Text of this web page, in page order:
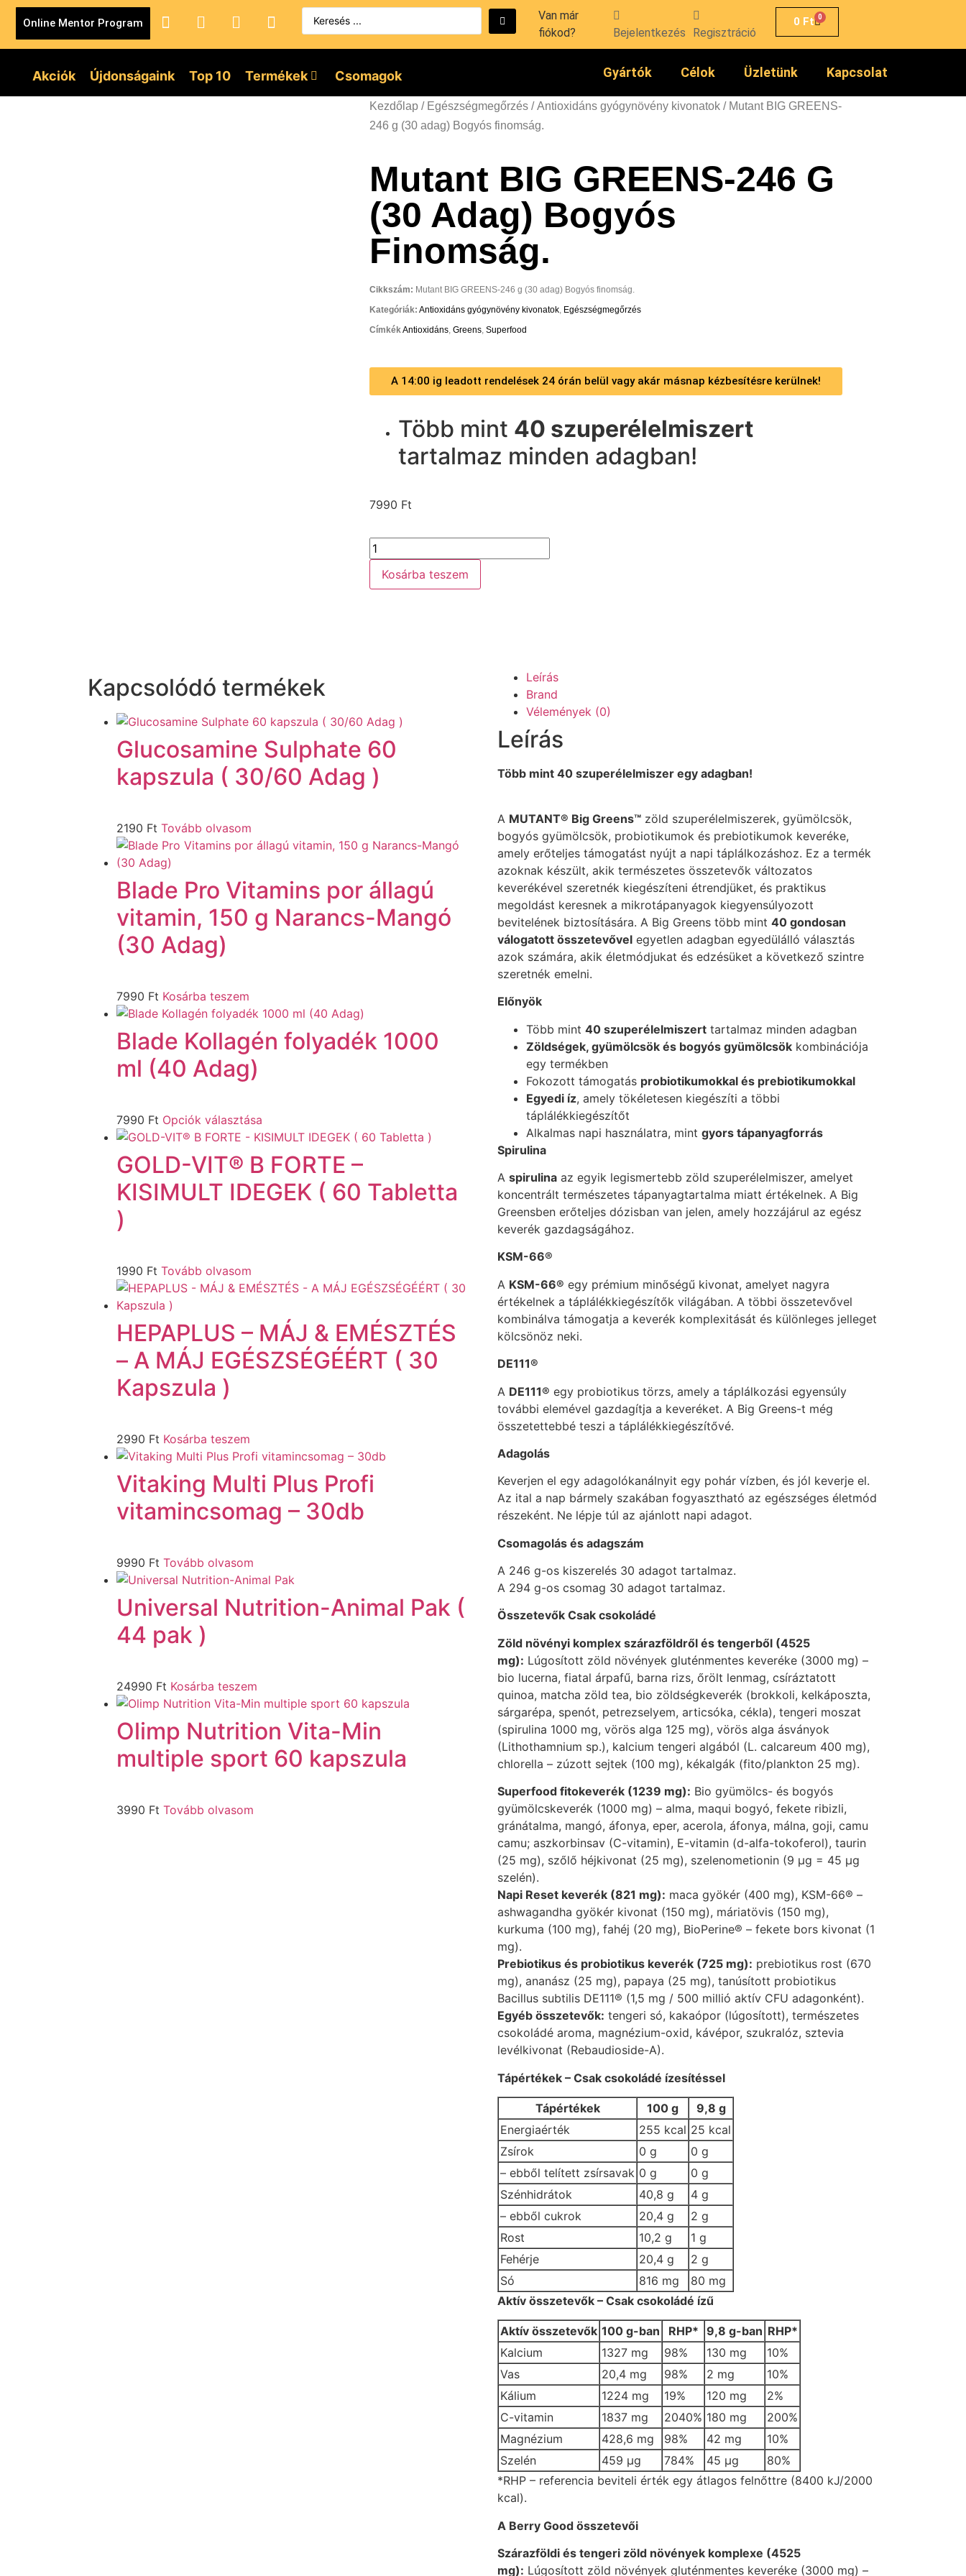
Online Mentor Program
Van már
fiókod?
Bejelentkezés Regisztráció
0 Ft 0
Akciók Újdonságaink Top 10 Termékek Csomagok Gyártók Célok Üzletünk Kapcsolat
Kezdőlap / Egészségmegőrzés /Antioxidáns gyógynövény kivonatok / Mutant BIG GREENS-
246 g (30 adag) Bogyós finomság.
Mutant BIG GREENS-246 G
(30 Adag) Bogyós
Finomság.
Cikkszám: Mutant BIG GREENS-246 g (30 adag) Bogyós finomság.
Kategóriák: Antioxidáns gyógynövény kivonatok, Egészségmegőrzés
CímkékAntioxidáns, Greens, Superfood
A 14:00 ig leadott rendelések 24 órán belül vagy akár másnap kézbesítésre kerülnek!
Több mint 40 szuperélelmiszert
tartalmaz minden adagban!
7990 Ft
Kosárba teszem
Kapcsolódó termékek
Glucosamine Sulphate 60
kapszula ( 30/60 Adag )
2190 Ft Tovább olvasom
Blade Pro Vitamins por állagú
vitamin, 150 g Narancs-Mangó
(30 Adag)
7990 Ft Kosárba teszem
Blade Kollagén folyadék 1000
ml (40 Adag)
7990 Ft Opciók választása
GOLD-VIT® B FORTE –
KISIMULT IDEGEK ( 60 Tabletta
)
1990 Ft Tovább olvasom
HEPAPLUS – MÁJ & EMÉSZTÉS
– A MÁJ EGÉSZSÉGÉÉRT ( 30
Kapszula )
2990 Ft Kosárba teszem
Vitaking Multi Plus Profi
vitamincsomag – 30db
9990 Ft Tovább olvasom
Universal Nutrition-Animal Pak (
44 pak )
24990 Ft Kosárba teszem
Olimp Nutrition Vita-Min
multiple sport 60 kapszula
3990 Ft Tovább olvasom
Leírás
Brand
Vélemények (0)
Leírás
Több mint 40 szuperélelmiszer egy adagban!
A MUTANT® Big Greens™ zöld szuperélelmiszerek, gyümölcsök,
bogyós gyümölcsök, probiotikumok és prebiotikumok keveréke,
amely erőteljes támogatást nyújt a napi táplálkozáshoz. Ez a termék
azoknak készült, akik természetes összetevők változatos
keverékével szeretnék kiegészíteni étrendjüket, és praktikus
megoldást keresnek a mikrotápanyagok kiegyensúlyozott
bevitelének biztosítására. A Big Greens több mint 40 gondosan
válogatott összetevővel egyetlen adagban egyedülálló választás
azok számára, akik életmódjukat és edzésüket a következő szintre
szeretnék emelni.
Előnyök
Több mint 40 szuperélelmiszert tartalmaz minden adagban
Zöldségek, gyümölcsök és bogyós gyümölcsök kombinációja
egy termékben
Fokozott támogatás probiotikumokkal és prebiotikumokkal
Egyedi íz, amely tökéletesen kiegészíti a többi
táplálékkiegészítőt
Alkalmas napi használatra, mint gyors tápanyagforrás
Spirulina
A spirulina az egyik legismertebb zöld szuperélelmiszer, amelyet
koncentrált természetes tápanyagtartalma miatt értékelnek. A Big
Greensben erőteljes dózisban van jelen, amely hozzájárul az egész
keverék gazdagságához.
KSM-66®
A KSM-66® egy prémium minőségű kivonat, amelyet nagyra
értékelnek a táplálékkiegészítők világában. A többi összetevővel
kombinálva támogatja a keverék komplexitását és különleges jelleget
kölcsönöz neki.
DE111®
A DE111® egy probiotikus törzs, amely a táplálkozási egyensúly
további elemével gazdagítja a keveréket. A Big Greens-t még
összetettebbé teszi a táplálékkiegészítővé.
Adagolás
Keverjen el egy adagolókanálnyit egy pohár vízben, és jól keverje el.
Az ital a nap bármely szakában fogyasztható az egészséges életmód
részeként. Ne lépje túl az ajánlott napi adagot.
Csomagolás és adagszám
A 246 g-os kiszerelés 30 adagot tartalmaz.
A 294 g-os csomag 30 adagot tartalmaz.
Összetevők Csak csokoládé
Zöld növényi komplex szárazföldről és tengerből (4525
mg): Lúgosított zöld növények gluténmentes keveréke (3000 mg) –
bio lucerna, fiatal árpafű, barna rizs, őrölt lenmag, csíráztatott
quinoa, matcha zöld tea, bio zöldségkeverék (brokkoli, kelkáposzta,
sárgarépa, spenót, petrezselyem, articsóka, cékla), tengeri moszat
(spirulina 1000 mg, vörös alga 125 mg), vörös alga ásványok
(Lithothamnium sp.), kalcium tengeri algából (L. calcareum 400 mg),
chlorella – zúzott sejtek (100 mg), kékalgák (fito/plankton 25 mg).
Superfood fitokeverék (1239 mg): Bio gyümölcs- és bogyós
gyümölcskeverék (1000 mg) – alma, maqui bogyó, fekete ribizli,
gránátalma, mangó, áfonya, eper, acerola, áfonya, málna, goji, camu
camu; aszkorbinsav (C-vitamin), E-vitamin (d-alfa-tokoferol), taurin
(25 mg), szőlő héjkivonat (25 mg), szelenometionin (9 μg = 45 μg
szelén).
Napi Reset keverék (821 mg): maca gyökér (400 mg), KSM-66® –
ashwagandha gyökér kivonat (150 mg), máriatövis (150 mg),
kurkuma (100 mg), fahéj (20 mg), BioPerine® – fekete bors kivonat (1
mg).
Prebiotikus és probiotikus keverék (725 mg): prebiotikus rost (670
mg), ananász (25 mg), papaya (25 mg), tanúsított probiotikus
Bacillus subtilis DE111® (1,5 mg / 500 millió aktív CFU adagonként).
Egyéb összetevők: tengeri só, kakaópor (lúgosított), természetes
csokoládé aroma, magnézium-oxid, kávépor, szukralóz, sztevia
levélkivonat (Rebaudioside-A).
Tápértékek – Csak csokoládé ízesítéssel
Tápértékek 100 g
9,8 g
Energiaérték
255 kcal 25 kcal
Zsírok
0 g
0 g
– ebből telített zsírsavak 0 g
0 g
Szénhidrátok
40,8 g
4 g
– ebből cukrok
20,4 g
2 g
Rost
10,2 g
1 g
Fehérje
20,4 g
2 g
Só
816 mg
80 mg
Aktív összetevők – Csak csokoládé ízű
Aktív összetevők 100 g-ban RHP* 9,8 g-ban RHP*
Kalcium
1327 mg 98% 130 mg
10%
Vas
20,4 mg 98% 2 mg
10%
Kálium
1224 mg 19% 120 mg
2%
C-vitamin
1837 mg 2040% 180 mg
200%
Magnézium
428,6 mg 98% 42 mg
10%
Szelén
459 µg 784% 45 µg
80%
*RHP – referencia beviteli érték egy átlagos felnőttre (8400 kJ/2000
kcal).
A Berry Good összetevői
Szárazföldi és tengeri zöld növények komplexe (4525
mg): Lúgosított zöld növények gluténmentes keveréke (3000 mg) –